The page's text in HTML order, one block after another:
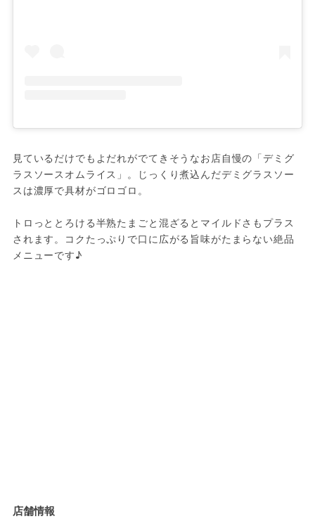
見ているだけでもよだれがでてきそうなお店自慢の「デミグ
ラスソースオムライス」。じっくり煮込んだデミグラスソー
スは濃厚で具材がゴロゴロ。
トロっととろける半熟たまごと混ざるとマイルドさもプラス
されます。コクたっぷりで口に広がる旨味がたまらない絶品
メニューです♪
店舗情報